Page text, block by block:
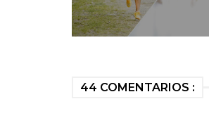
44 COMENTARIOS :